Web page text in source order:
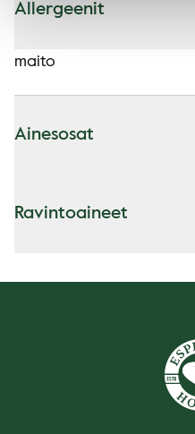
Allergeenit
maito
Ainesosat
Ravintoaineet